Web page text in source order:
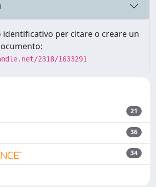
identificativo per citare o creare un
2318/1633291
21
36
34